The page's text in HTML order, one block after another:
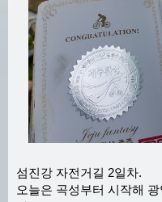
섬진강 자전거길 2일차.
오늘은 곡성부터 시작해